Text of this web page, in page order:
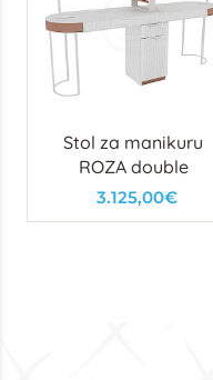
Stol za manikuru
ROZA double
3.125,00€